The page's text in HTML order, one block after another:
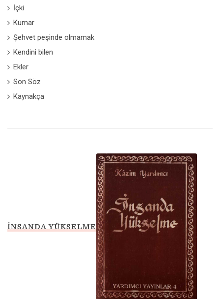
İçki
Kumar
Şehvet peşinde olmamak
Kendini bilen
Ekler
Son Söz
Kaynakça
İNSANDA YÜKSELME